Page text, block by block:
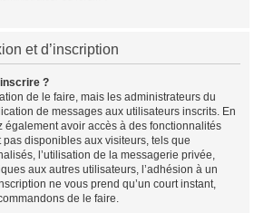
et d’inscription
?
de le faire, mais les administrateurs du
de messages aux utilisateurs inscrits. En
également avoir accès à des fonctionnalités
disponibles aux visiteurs, tels que
l’utilisation de la messagerie privée,
aux autres utilisateurs, l’adhésion à un
ne vous prend qu’un court instant,
de le faire.